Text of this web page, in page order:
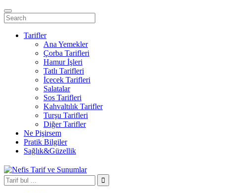
Tarifler
Ana Yemekler
Çorba Tarifleri
Hamur İşleri
Tatlı Tarifleri
İçecek Tarifleri
Salatalar
Sos Tarifleri
Kahvaltılık Tarifler
Turşu Tarifleri
Diğer Tarifler
Ne Pişirsem
Pratik Bilgiler
Sağlık&Güzellik